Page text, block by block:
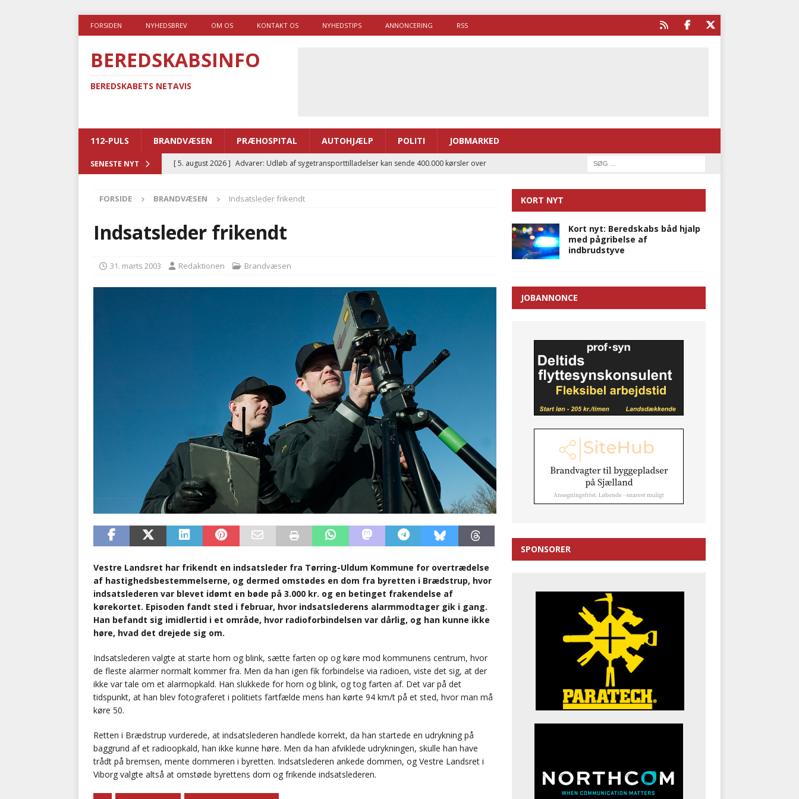
FORSIDEN NYHEDSBREV OM OS KONTAKT OS NYHEDSTIPS ANNONCERING RSS
BEREDSKABSINFO
BEREDSKABETS NETAVIS
112-PULS BRANDVÆSEN PRÆHOSPITAL AUTOHJÆLP POLITI JOBMARKED
SENESTE NYT [ 5. august 2026 ] Advarer: Udløb af sygetransporttilladelser kan sende 400.000 kørsler over
[ 5. august 2026 ] Ny ambulance og el-sygetransportvogn til Samsø
[ 4. august 2026 ] Brandvæsenerne brugte lidt længere tid på at komme af sted i 2025
[ 4. august 2026 ]
Ny treårig politiuddannelse skal ruste betjentene til mere kompleks
Brandvæsenernes gennemsnitlige responstid steg med 9 sekunder i 2025
FORSIDE BRANDVÆSEN Indsatsleder frikendt
Indsatsleder frikendt
31. marts 2003 Redaktionen Brandvæsen
Vestre Landsret har frikendt en indsatsleder fra Tørring-Uldum Kommune for overtrædelse
af hastighedsbestemmelserne, og dermed omstødes en dom fra byretten i Brædstrup, hvor
indsatslederen var blevet idømt en bøde på 3.000 kr. og en betinget frakendelse af
kørekortet. Episoden fandt sted i februar, hvor indsatslederens alarmmodtager gik i gang.
Han befandt sig imidlertid i et område, hvor radioforbindelsen var dårlig, og han kunne ikke
høre, hvad det drejede sig om.
Indsatslederen valgte at starte horn og blink, sætte farten op og køre mod kommunens centrum, hvor
de fleste alarmer normalt kommer fra. Men da han igen fik forbindelse via radioen, viste det sig, at der
ikke var tale om et alarmopkald. Han slukkede for horn og blink, og tog farten af. Det var på det
tidspunkt, at han blev fotograferet i politiets fartfælde mens han kørte 94 km/t på et sted, hvor man må
køre 50.
Retten i Brædstrup vurderede, at indsatslederen handlede korrekt, da han startede en udrykning på
baggrund af et radioopkald, han ikke kunne høre. Men da han afviklede udrykningen, skulle han have
trådt på bremsen, mente dommeren i byretten. Indsatslederen ankede dommen, og Vestre Landsret i
Viborg valgte altså at omstøde byrettens dom og frikende indsatslederen.
KORT NYT
Kort nyt: Beredskabs båd hjalp
med pågribelse af
indbrudstyve
JOBANNONCE
SPONSORER